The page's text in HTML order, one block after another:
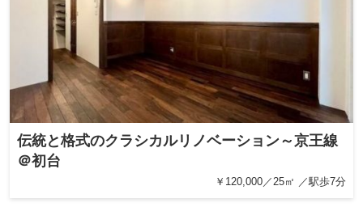
伝統と格式のクラシカルリノベーション～京王線
＠初台
￥120,000／25㎡ ／駅歩7分